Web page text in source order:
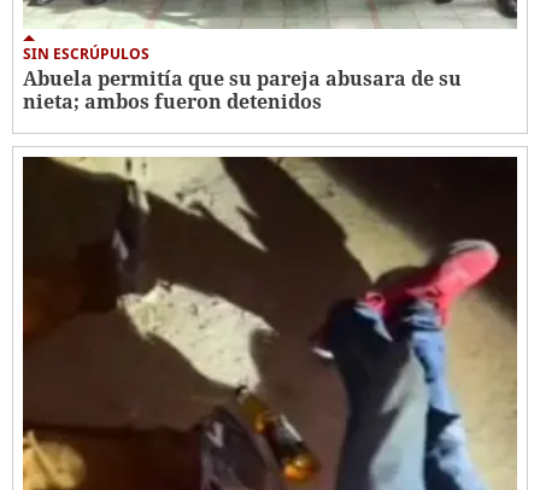
SIN ESCRÚPULOS
Abuela permitía que su pareja abusara de su
nieta; ambos fueron detenidos